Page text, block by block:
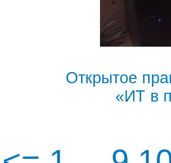
Открытое
«ИТ в